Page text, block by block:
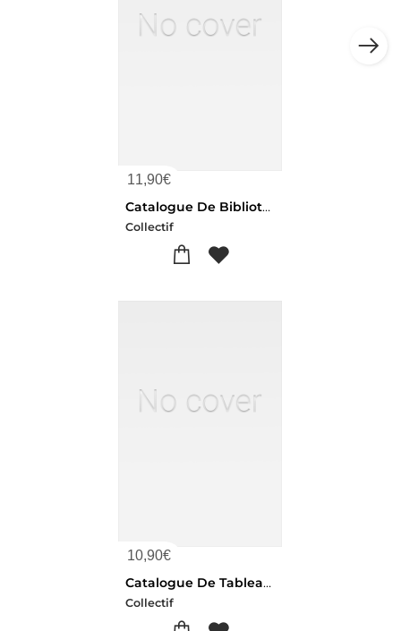
11,90€
Catalogue De Bibliotheques Numismatiques
Collectif
10,90€
Catalogue De Tableaux Anciens De La Collection De Feu M. Le Duc De Persigny. Vente, 4 Avril 1872
Collectif